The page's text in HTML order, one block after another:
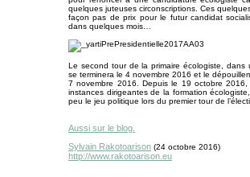
quelques juteuses circonscriptions. Ces
façon pas de prix pour le futur candidat
dans quelques mois…
Le second tour de la primaire écologiste,
se terminera le 4 novembre 2016 et le
7 novembre 2016. Depuis le 19 octobre
instances dirigeantes de la formation
peu le jeu politique lors du premier tour de
Aussi sur le blog.
Sylvain Rakotoarison (24 octobre 2016)
http://www.rakotoarison.eu